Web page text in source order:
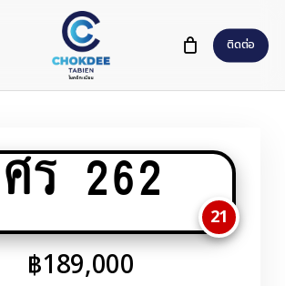
ติดต่อ
ศร 262
21
฿189,000